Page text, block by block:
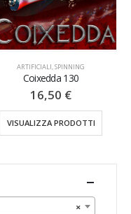
ARTIFICIALI
Mommotti
VISUALIZZA
×